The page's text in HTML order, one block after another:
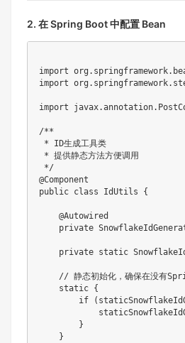
2. 在 Spring Boot 中配置 Bean
import
import
import
/**
* ID生成工具类
* 提供静态方法方便调用
*/
@Component
public class IdUtils {
    @Autowired
private
private static
// 静态初始化，确保在没有
    static {
if
        }
    }